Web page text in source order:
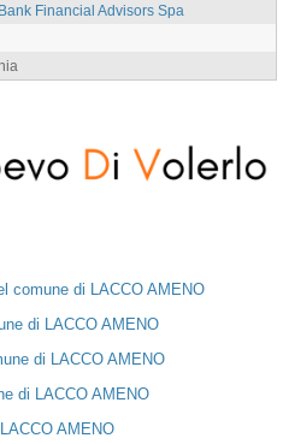
Financial Advisors Spa
comune di LACCO AMENO
di LACCO AMENO
di LACCO AMENO
di LACCO AMENO
AMENO